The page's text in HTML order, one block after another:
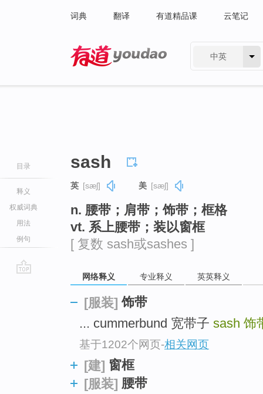
词典 翻译 有道精品课 云笔记
中英
目录
释义
权威词典
用法
例句
sash
英 [sæʃ] 美 [sæʃ]
n. 腰带；肩带；饰带；框格
vt. 系上腰带；装以窗框
[ 复数 sash或sashes ]
网络释义 专业释义 英英释义
[服装] 饰带
... cummerbund 宽带子 sash 饰
基于1202个网页-相关网页
[建] 窗框
[服装] 腰带